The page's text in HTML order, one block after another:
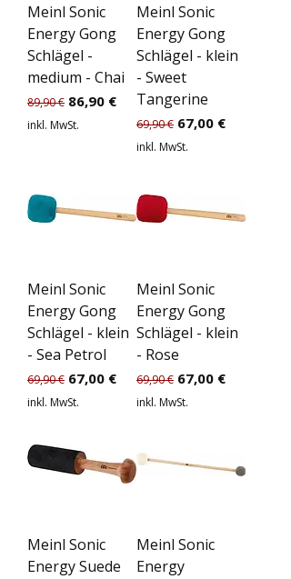
Meinl Sonic
Energy Gong
Schlägel -
medium - Chai
Standardpreis
89,90 € Sale-Preis
86,90 €
inkl. MwSt.
Meinl Sonic
Energy Gong
Schlägel - klein
- Sweet
Tangerine
Standardpreis
69,90 € Sale-Preis
67,00 €
inkl. MwSt.
Meinl Sonic
Energy Gong
Schlägel - klein
- Sea Petrol
Standardpreis
69,90 € Sale-Preis
67,00 €
inkl. MwSt.
Meinl Sonic
Energy Gong
Schlägel - klein
- Rose
Standardpreis
69,90 € Sale-Preis
67,00 €
inkl. MwSt.
Meinl Sonic
Energy Suede
Meinl Sonic
Energy